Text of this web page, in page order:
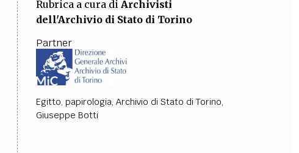
Arte, Cinema, Musica,
COLLABORA CON NOI
Rubrica a cura di Archivisti
dell'Archivio di Stato di Torino
Partner
Egitto, papirologia, Archivio di Stato di Torino,
Giuseppe Botti